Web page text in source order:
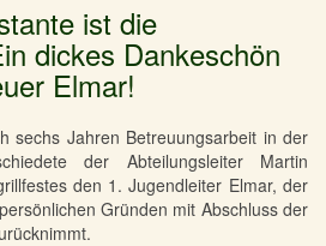
ist die
dickes Dankeschön
Elmar!
sechs Jahren Betreuungsarbeit in der
der Abteilungsleiter Martin
den 1. Jugendleiter Elmar, der
Gründen mit Abschluss der